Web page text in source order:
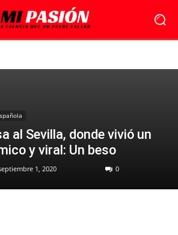
al Sevilla, donde vivió un
y viral: Un beso
1, 2020 0